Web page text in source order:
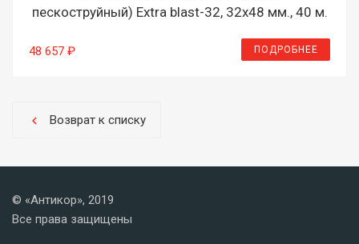
пескоструйный) Extra blast-32, 32х48 мм., 40 м.
48 657 ₽ ПОДРОБНЕЕ
chevron_left Возврат к списку
© «Антикор», 2019
Все права защищены